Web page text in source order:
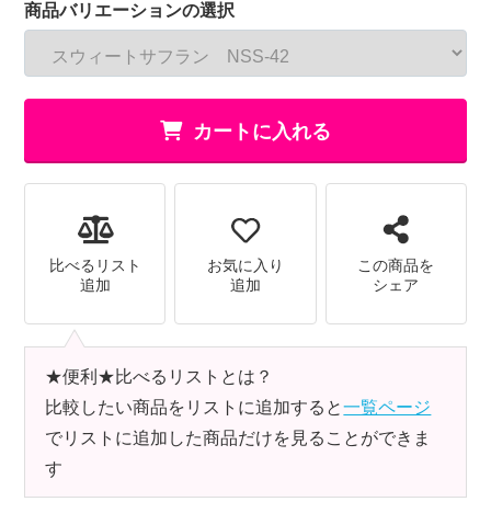
商品バリエーションの選択
カートに入れる
比べるリスト
追加
お気に入り
追加
この商品を
シェア
★便利★比べるリストとは？
比較したい商品をリストに追加すると一覧ページ
でリストに追加した商品だけを見ることができま
す